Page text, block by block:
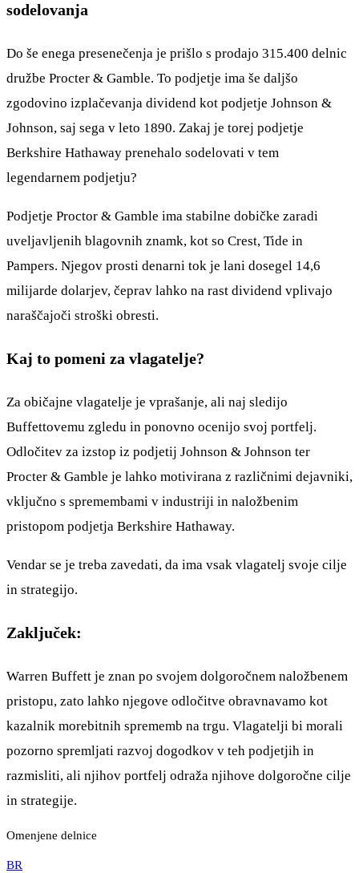
sodelovanja
Do še enega presenečenja je prišlo s prodajo 315.400 delnic
družbe Procter & Gamble. To podjetje ima še daljšo
zgodovino izplačevanja dividend kot podjetje Johnson &
Johnson, saj sega v leto 1890. Zakaj je torej podjetje
Berkshire Hathaway prenehalo sodelovati v tem
legendarnem podjetju?
Podjetje Proctor & Gamble ima stabilne dobičke zaradi
uveljavljenih blagovnih znamk, kot so Crest, Tide in
Pampers. Njegov prosti denarni tok je lani dosegel 14,6
milijarde dolarjev, čeprav lahko na rast dividend vplivajo
naraščajoči stroški obresti.
Kaj to pomeni za vlagatelje?
Za običajne vlagatelje je vprašanje, ali naj sledijo
Buffettovemu zgledu in ponovno ocenijo svoj portfelj.
Odločitev za izstop iz podjetij Johnson & Johnson ter
Procter & Gamble je lahko motivirana z različnimi dejavniki,
vključno s spremembami v industriji in naložbenim
pristopom podjetja Berkshire Hathaway.
Vendar se je treba zavedati, da ima vsak vlagatelj svoje cilje
in strategijo.
Zaključek:
Warren Buffett je znan po svojem dolgoročnem naložbenem
pristopu, zato lahko njegove odločitve obravnavamo kot
kazalnik morebitnih sprememb na trgu. Vlagatelji bi morali
pozorno spremljati razvoj dogodkov v teh podjetjih in
razmisliti, ali njihov portfelj odraža njihove dolgoročne cilje
in strategije.
Omenjene delnice
BR